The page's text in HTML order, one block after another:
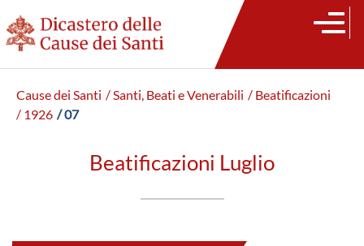
Cause dei Santi / Santi, Beati e Venerabili / Beatificazioni
/ 1926 / 07
Beatificazioni Luglio